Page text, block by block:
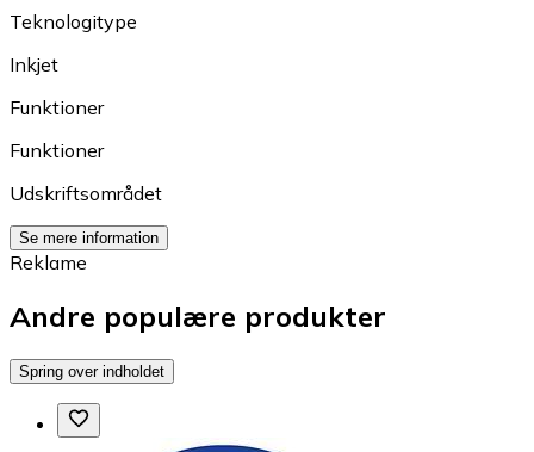
Teknologitype
Inkjet
Funktioner
Funktioner
Udskriftsområdet
Se mere information
Reklame
Andre populære produkter
Spring over indholdet